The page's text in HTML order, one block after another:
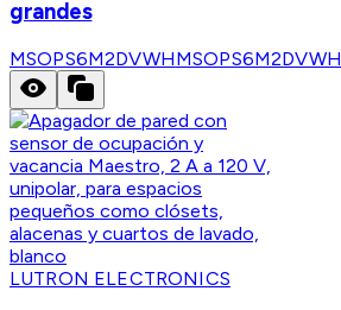
grandes
MSOPS6M2DVWHMSOPS6M2DVWH
LUTRON ELECTRONICS